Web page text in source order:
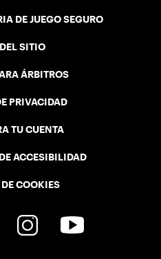
DE JUEGO SEGURO
SITIO
ÁRBITROS
PRIVACIDAD
TU CUENTA
ACCESIBILIDAD
COOKIES